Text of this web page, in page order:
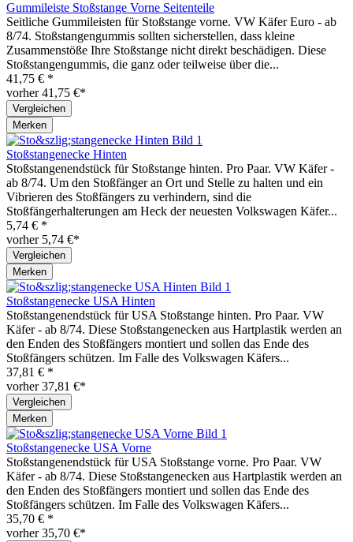
Gummileiste Stoßstange Vorne Seitenteile
Seitliche Gummileisten für Stoßstange vorne. VW Käfer Euro - ab
8/74. Stoßstangengummis sollten sicherstellen, dass kleine
Zusammenstöße Ihre Stoßstange nicht direkt beschädigen. Diese
Stoßstangengummis, die ganz oder teilweise über die...
41,75 € *
vorher 41,75 €*
Vergleichen
Merken
Stoßstangenecke Hinten
Stoßstangenendstück für Stoßstange hinten. Pro Paar. VW Käfer -
ab 8/74. Um den Stoßfänger an Ort und Stelle zu halten und ein
Vibrieren des Stoßfängers zu verhindern, sind die
Stoßfängerhalterungen am Heck der neuesten Volkswagen Käfer...
5,74 € *
vorher 5,74 €*
Vergleichen
Merken
Stoßstangenecke USA Hinten
Stoßstangenendstück für USA Stoßstange hinten. Pro Paar. VW
Käfer - ab 8/74. Diese Stoßstangenecken aus Hartplastik werden an
den Enden des Stoßfängers montiert und sollen das Ende des
Stoßfängers schützen. Im Falle des Volkswagen Käfers...
37,81 € *
vorher 37,81 €*
Vergleichen
Merken
Stoßstangenecke USA Vorne
Stoßstangenendstück für USA Stoßstange vorne. Pro Paar. VW
Käfer - ab 8/74. Diese Stoßstangenecken aus Hartplastik werden an
den Enden des Stoßfängers montiert und sollen das Ende des
Stoßfängers schützen. Im Falle des Volkswagen Käfers...
35,70 € *
vorher 35,70 €*